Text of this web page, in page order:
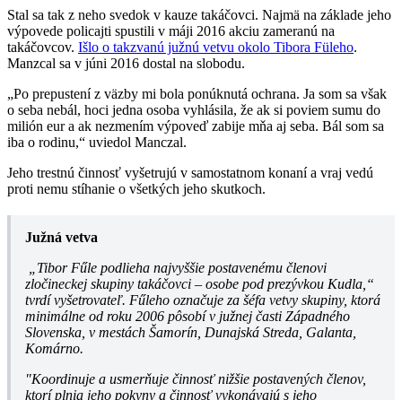
Stal sa tak z neho svedok v kauze takáčovci. Najmä na základe jeho
výpovede policajti spustili v máji 2016 akciu zameranú na
takáčovcov. Išlo o takzvanú južnú vetvu okolo Tibora Füleho.
Manzcal sa v júni 2016 dostal na slobodu.
„Po prepustení z väzby mi bola ponúknutá ochrana. Ja som sa však
o seba nebál, hoci jedna osoba vyhlásila, že ak si poviem sumu do
milión eur a ak nezmením výpoveď zabije mňa aj seba. Bál som sa
iba o rodinu,“ uviedol Manczal.
Jeho trestnú činnosť vyšetrujú v samostatnom konaní a vraj vedú
proti nemu stíhanie o všetkých jeho skutkoch.
Južná vetva
„Tibor Fűle podlieha najvyššie postavenému členovi
zločineckej skupiny takáčovci – osobe pod prezývkou Kudla,“
tvrdí vyšetrovateľ. Fűleho označuje za šéfa vetvy skupiny, ktorá
minimálne od roku 2006 pôsobí v južnej časti Západného
Slovenska, v mestách Šamorín, Dunajská Streda, Galanta,
Komárno.
"Koordinuje a usmerňuje činnosť nižšie postavených členov,
ktorí plnia jeho pokyny a činnosť vykonávajú s jeho